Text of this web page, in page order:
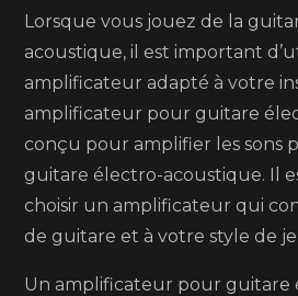
Lorsque vous jouez de la
acoustique, il est important
amplificateur adapté à votre
amplificateur pour guitare
conçu pour amplifier les sons
guitare électro-acoustique. Il
choisir un amplificateur qui
de guitare et à votre style de
Un amplificateur pour guitare